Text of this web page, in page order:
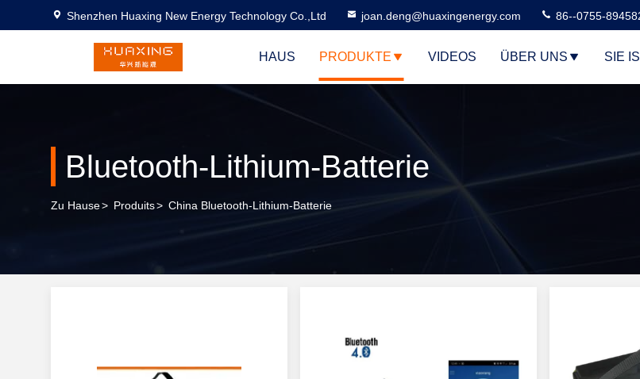
Shenzhen Huaxing New Energy Technology Co.,Ltd joan.deng@huaxingenergy.com 86--0755-
HAUS PRODUKTE VIDEOS ÜBER UNS SIE
Bluetooth-Lithium-Batterie
Zu Hause> Produits> China Bluetooth-Lithium-Batterie